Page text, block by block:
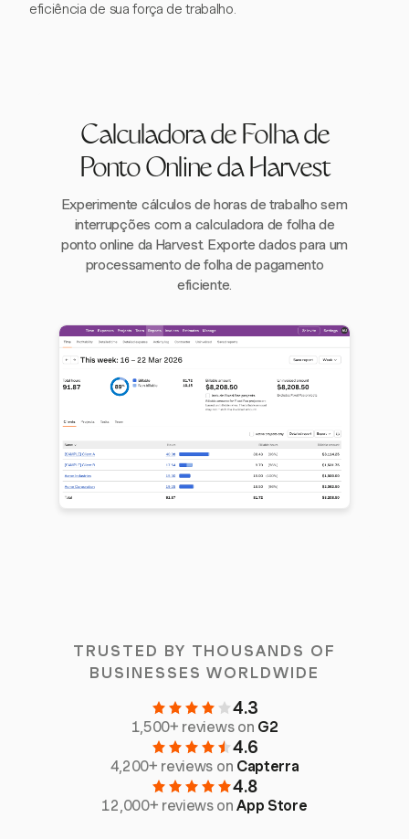
eficiência de sua força de trabalho.
Calculadora de Folha de
Ponto Online da Harvest
Experimente cálculos de horas de trabalho sem
interrupções com a calculadora de folha de
ponto online da Harvest. Exporte dados para um
processamento de folha de pagamento
eficiente.
TRUSTED BY THOUSANDS OF
BUSINESSES WORLDWIDE
4.3
1,500+ reviews on G2
4.6
4,200+ reviews on Capterra
4.8
12,000+ reviews onApp Store